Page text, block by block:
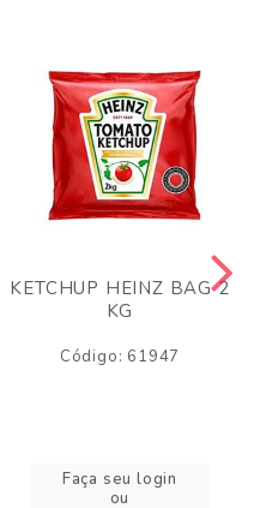
KETCHUP HEINZ BAG 2
KG
Código: 61947
Faça seu login
ou